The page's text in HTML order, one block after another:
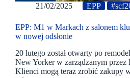
21/02/2025 EPP
EPP: M1 w Markach z salonem
w nowej odsłonie
20 lutego został otwarty po
New Yorker w zarządzanym przez
Klienci mogą teraz zrobić zakupy